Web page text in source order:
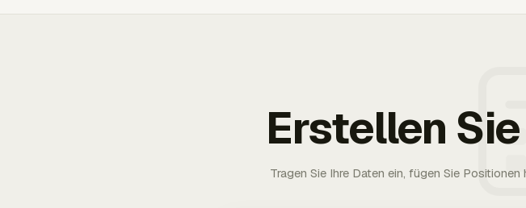
Erstellen
Tragen Sie Ihre Daten ein, fügen Sie